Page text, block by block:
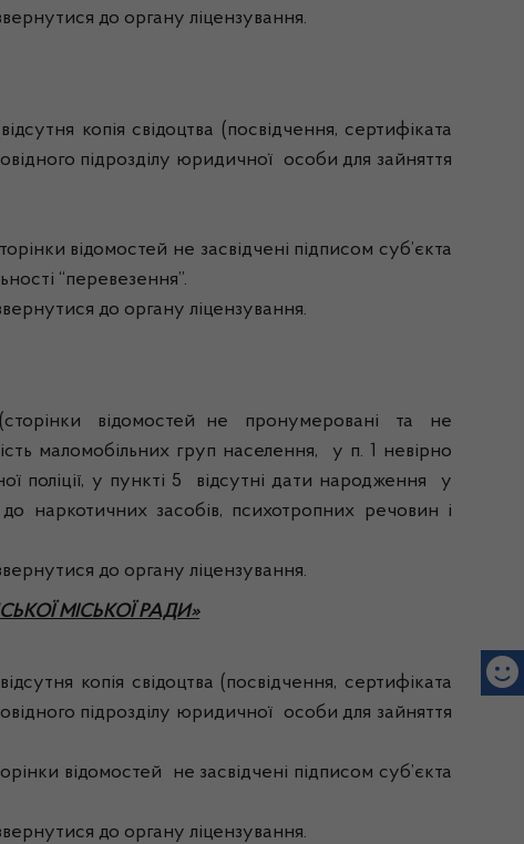
до органу ліцензування.
копія свідоцтва (посвідчення, сертифіката
підрозділу юридичної особи для зайняття
відомостей не засвідчені підписом суб’єкта
“перевезення”.
до органу ліцензування.
(сторінки відомостей не пронумеровані та не
маломобільних груп населення, у п. 1 невірно
поліції, у пункті 5 відсутні дати народження у
наркотичних засобів, психотропних речовин і
до органу ліцензування.
МІСЬКОЇ РАДИ»
копія свідоцтва (посвідчення, сертифіката
підрозділу юридичної особи для зайняття
відомостей не засвідчені підписом суб’єкта
до органу ліцензування.